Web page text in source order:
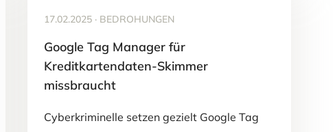
17.02.2025 · BEDROHUNGEN
Google Tag Manager für
Kreditkartendaten-Skimmer
missbraucht
Cyberkriminelle setzen gezielt Google Tag